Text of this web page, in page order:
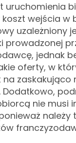
uruchomienia
koszt wejścia w
uzależniony
prowadzonej
jednak
oferty, w
na zaskakująco
Dodatkowo,
nie musi
należy